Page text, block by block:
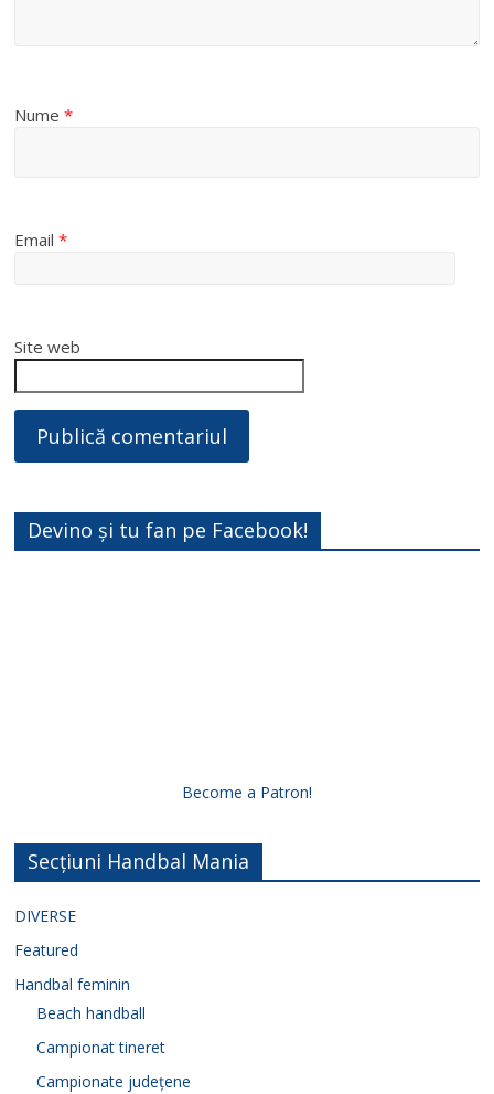
Nume*
Email*
Site web
Devino și tu fan pe Facebook!
Become a Patron!
Secțiuni Handbal Mania
DIVERSE
Featured
Handbal feminin
Beach handball
Campionat tineret
Campionate județene